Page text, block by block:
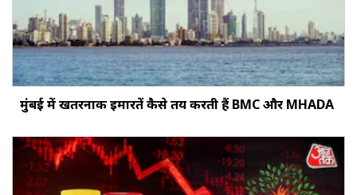
मुंबई में खतरनाक इमारतें कैसे तय करती हैं BMC और MHADA